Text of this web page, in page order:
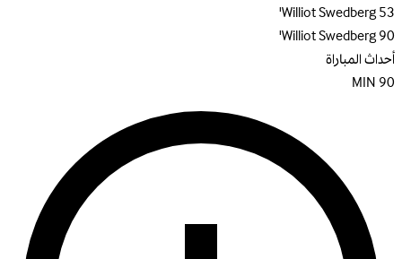
Williot Swedberg53'
Williot Swedberg90'
أحداث المباراة
90
MIN